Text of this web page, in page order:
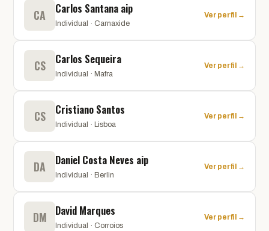
CA Carlos Santana aip
Individual · Carnaxide
Ver perfil →
CS Carlos Sequeira
Individual · Mafra
Ver perfil →
CS Cristiano Santos
Individual · Lisboa
Ver perfil →
DA Daniel Costa Neves aip
Individual · Berlin
Ver perfil →
DM David Marques
Individual · Corroios
Ver perfil →